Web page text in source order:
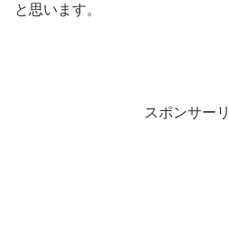
と思います。
スポンサー